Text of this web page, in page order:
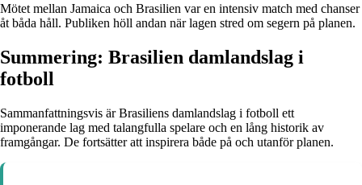
Mötet mellan Jamaica och Brasilien var en intensiv match med chanser
åt båda håll. Publiken höll andan när lagen stred om segern på planen.
Summering: Brasilien damlandslag i
fotboll
Sammanfattningsvis är Brasiliens damlandslag i fotboll ett
imponerande lag med talangfulla spelare och en lång historik av
framgångar. De fortsätter att inspirera både på och utanför planen.